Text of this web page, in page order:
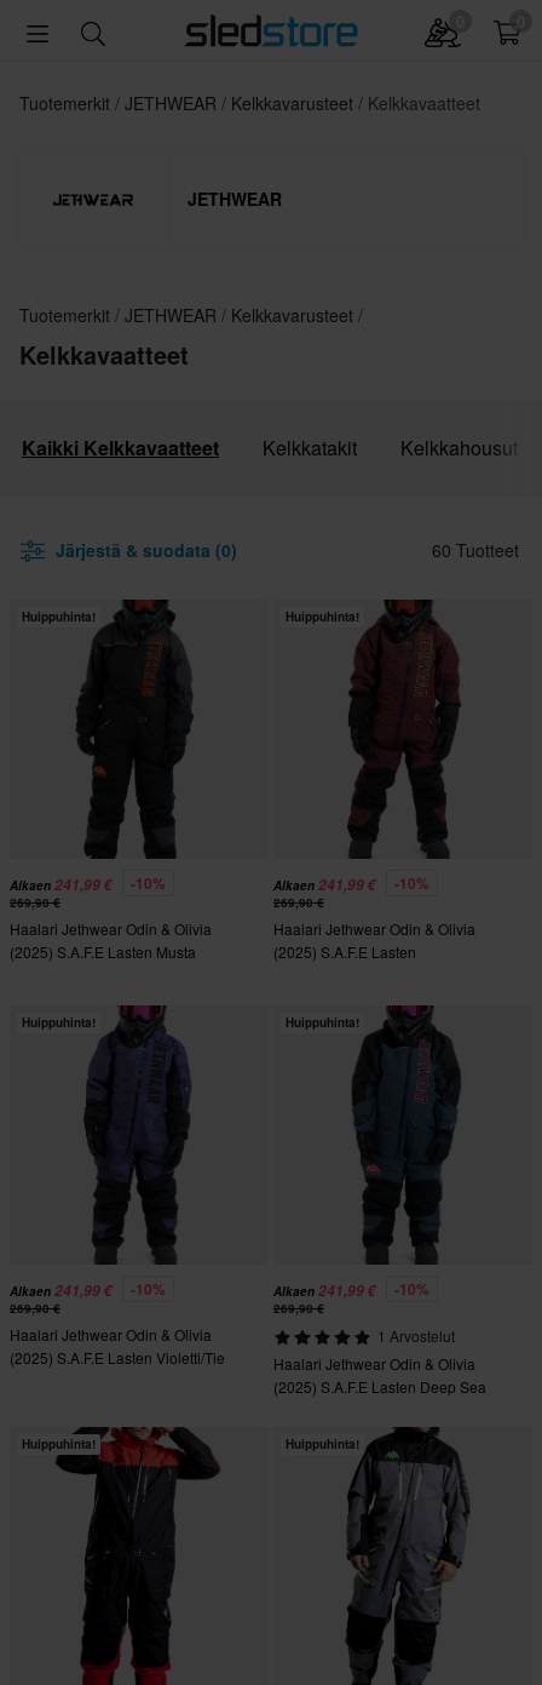
Tuotemerkit JETHWEAR Kelkkavarusteet Kelkkavaatteet
JETHWEAR
Tuotemerkit JETHWEAR Kelkkavarusteet
Kelkkavaatteet
Kaikki Kelkkavaatteet Kelkkatakit Kelkkahousut
Järjestä & suodata (0) 60 Tuotteet
Huippuhinta!
Alkaen 241,99 € -10%
269,90 €
Haalari Jethwear Odin & Olivia
(2025) S.A.F.E Lasten Musta
Huippuhinta!
Alkaen 241,99 € -10%
269,90 €
Haalari Jethwear Odin & Olivia
(2025) S.A.F.E Lasten
Huippuhinta!
Alkaen 241,99 € -10%
269,90 €
Haalari Jethwear Odin & Olivia
(2025) S.A.F.E Lasten Violetti/Tie
Huippuhinta!
Alkaen 241,99 € -10%
269,90 €
1 Arvostelut
Haalari Jethwear Odin & Olivia
(2025) S.A.F.E Lasten Deep Sea
Huippuhinta! Huippuhinta!